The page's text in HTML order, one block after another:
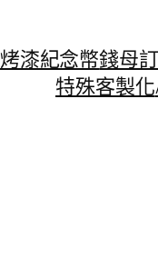
烤漆紀念幣錢母
特殊客製化